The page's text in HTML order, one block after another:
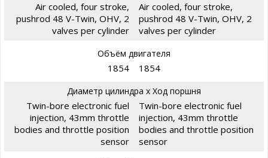
Air cooled, four stroke,
pushrod 48 V-Twin, OHV, 2
valves per cylinder
Air cooled, four stroke,
pushrod 48 V-Twin, OHV, 2
valves per cylinder
Объём двигателя
1854 1854
Диаметр цилиндра х Ход поршня
Twin-bore electronic fuel
injection, 43mm throttle
bodies and throttle position
sensor
Twin-bore electronic fuel
injection, 43mm throttle
bodies and throttle position
sensor